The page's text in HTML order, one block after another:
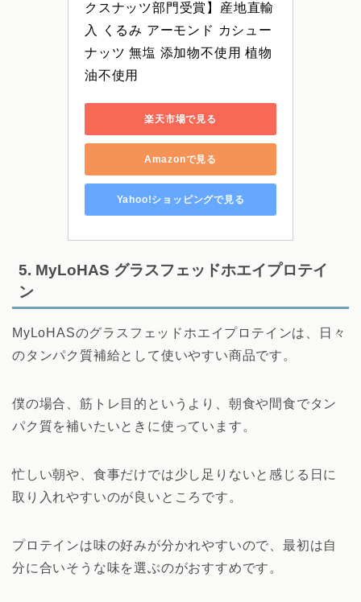
クスナッツ部門受賞】産地直輸
入 くるみ アーモンド カシュー
ナッツ 無塩 添加物不使用 植物
油不使用
楽天市場で見る
Amazonで見る
Yahoo!ショッピングで見る
5. MyLoHAS グラスフェッドホエイプロテイ
ン
MyLoHASのグラスフェッドホエイプロテインは、日々
のタンパク質補給として使いやすい商品です。
僕の場合、筋トレ目的というより、朝食や間食でタン
パク質を補いたいときに使っています。
忙しい朝や、食事だけでは少し足りないと感じる日に
取り入れやすいのが良いところです。
プロテインは味の好みが分かれやすいので、最初は自
分に合いそうな味を選ぶのがおすすめです。